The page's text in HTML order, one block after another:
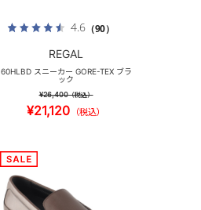
4.6（90）
REGAL
60HLBD スニーカー GORE-TEX ブラ
ック
¥26,400（税込）
¥21,120 （税込）